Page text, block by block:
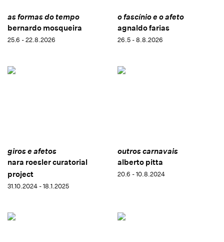
as formas do tempo
bernardo mosqueira
25.6 - 22.8.2026
o fascínio e o afeto
agnaldo farias
26.5 - 8.8.2026
giros e afetos
nara roesler curatorial
project
31.10.2024 - 18.1.2025
outros carnavais
alberto pitta
20.6 - 10.8.2024